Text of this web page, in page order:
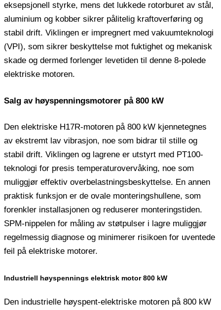
eksepsjonell styrke, mens det lukkede rotorburet av stål,
aluminium og kobber sikrer pålitelig kraftoverføring og
stabil drift. Viklingen er impregnert med vakuumteknologi
(VPI), som sikrer beskyttelse mot fuktighet og mekanisk
skade og dermed forlenger levetiden til denne 8-polede
elektriske motoren.
Salg av høyspenningsmotorer på 800 kW
Den elektriske H17R-motoren på 800 kW kjennetegnes
av ekstremt lav vibrasjon, noe som bidrar til stille og
stabil drift. Viklingen og lagrene er utstyrt med PT100-
teknologi for presis temperaturovervåking, noe som
muliggjør effektiv overbelastningsbeskyttelse. En annen
praktisk funksjon er de ovale monteringshullene, som
forenkler installasjonen og reduserer monteringstiden.
SPM-nippelen for måling av støtpulser i lagre muliggjør
regelmessig diagnose og minimerer risikoen for uventede
feil på elektriske motorer.
Industriell høyspennings elektrisk motor 800 kW
Den industrielle høyspent-elektriske motoren på 800 kW